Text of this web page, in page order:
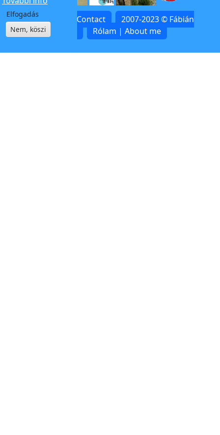
Kapcsolat | Contact
2007-2023 © Fábián
Rólam | About me
Elfogadás
Nem, köszi